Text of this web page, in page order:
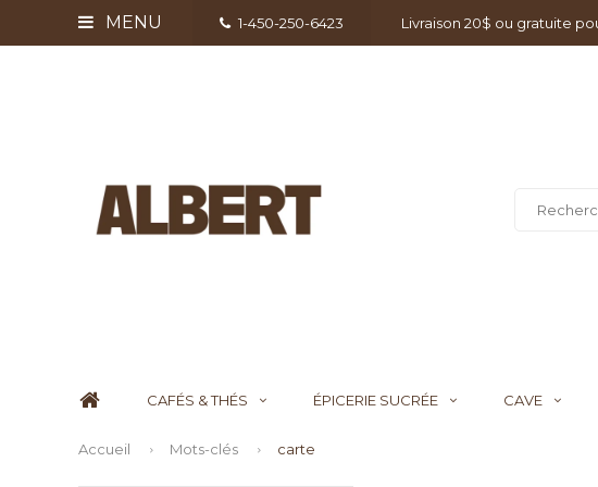
MENU 1-450-250-6423 Livraison 20$ ou gratuite
CAFÉS & THÉS ÉPICERIE SUCRÉE CAVE
Accueil Mots-clés carte